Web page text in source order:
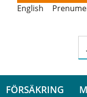
English
FÖRSÄKRING